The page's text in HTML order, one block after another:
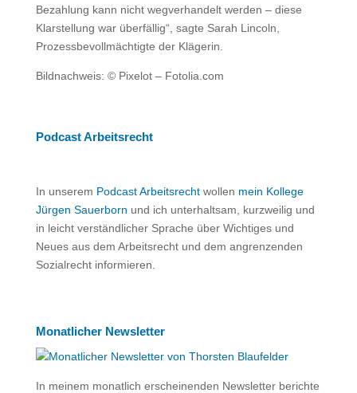
Bezahlung kann nicht wegverhandelt werden – diese
Klarstellung war überfällig“, sagte Sarah Lincoln,
Prozessbevollmächtigte der Klägerin.
Bildnachweis: © Pixelot – Fotolia.com
Podcast Arbeitsrecht
In unserem Podcast Arbeitsrechtwollen mein Kollege
Jürgen Sauerborn und ich unterhaltsam, kurzweilig und
in leicht verständlicher Sprache über Wichtiges und
Neues aus dem Arbeitsrecht und dem angrenzenden
Sozialrecht informieren.
Monatlicher Newsletter
In meinem monatlich erscheinenden Newsletter berichte